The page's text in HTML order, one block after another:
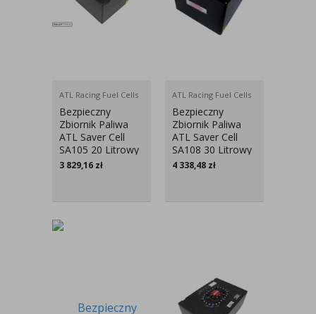
ATL Racing Fuel Cells
Bezpieczny
Zbiornik Paliwa
ATL Saver Cell
SA105 20 Litrowy
3 829,16 zł
ATL Racing Fuel Cells
Bezpieczny
Zbiornik Paliwa
ATL Saver Cell
SA108 30 Litrowy
4 338,48 zł